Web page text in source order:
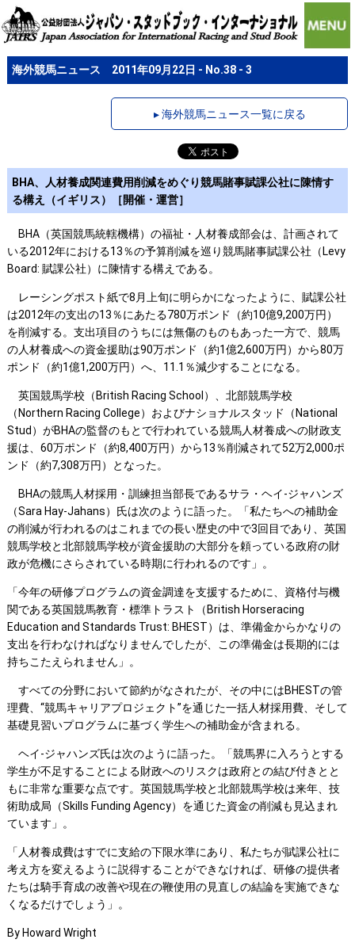
海外競馬ニュース 2011年09月22日 - No.38 - 3
▸ 海外競馬ニュース一覧に戻る
BHA、人材養成関連費用削減をめぐり競馬賭事賦課公社に陳情す
る構え（イギリス）［開催・運営］
BHA（英国競馬統轄機構）の福祉・人材養成部会は、計画されて
いる2012年における13％の予算削減を巡り競馬賭事賦課公社（Levy
Board: 賦課公社）に陳情する構えである。
レーシングポスト紙で8月上旬に明らかになったように、賦課公社
は2012年の支出の13％にあたる780万ポンド（約10億9,200万円）
を削減する。支出項目のうちには無傷のものもあった一方で、競馬
の人材養成への資金援助は90万ポンド（約1億2,600万円）から80万
ポンド（約1億1,200万円）へ、11.1％減少することになる。
英国競馬学校（British Racing School）、北部競馬学校
（Northern Racing College）およびナショナルスタッド（National
Stud）がBHAの監督のもとで行われている競馬人材養成への財政支
援は、60万ポンド（約8,400万円）から13％削減されて52万2,000ポ
ンド（約7,308万円）となった。
BHAの競馬人材採用・訓練担当部長であるサラ・ヘイ-ジャハンズ
（Sara Hay-Jahans）氏は次のように語った。「私たちへの補助金
の削減が行われるのはこれまでの長い歴史の中で3回目であり、英国
競馬学校と北部競馬学校が資金援助の大部分を頼っている政府の財
政が危機にさらされている時期に行われるのです」。
「今年の研修プログラムの資金調達を支援するために、資格付与機
関である英国競馬教育・標準トラスト（British Horseracing
Education and Standards Trust: BHEST）は、準備金からかなりの
支出を行わなければなりませんでしたが、この準備金は長期的には
持ちこたえられません」。
すべての分野において節約がなされたが、その中にはBHESTの管
理費、“競馬キャリアプロジェクト”を通じた一括人材採用費、そして
基礎見習いプログラムに基づく学生への補助金が含まれる。
ヘイ-ジャハンズ氏は次のように語った。「競馬界に入ろうとする
学生が不足することによる財政へのリスクは政府との結び付きとと
もに非常な重要な点です。英国競馬学校と北部競馬学校は来年、技
術助成局（Skills Funding Agency）を通じた資金の削減も見込まれ
ています」。
「人材養成費はすでに支給の下限水準にあり、私たちが賦課公社に
考え方を変えるように説得することができなければ、研修の提供者
たちは騎手育成の改善や現在の鞭使用の見直しの結論を実施できな
くなるだけでしょう」。
By Howard Wright